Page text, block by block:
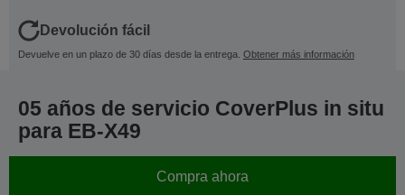
Devolución fácil
Devuelve en un plazo de 30 días desde la entrega. Obtener más información
05 años de servicio CoverPlus in situ
para EB-X49
Compra ahora